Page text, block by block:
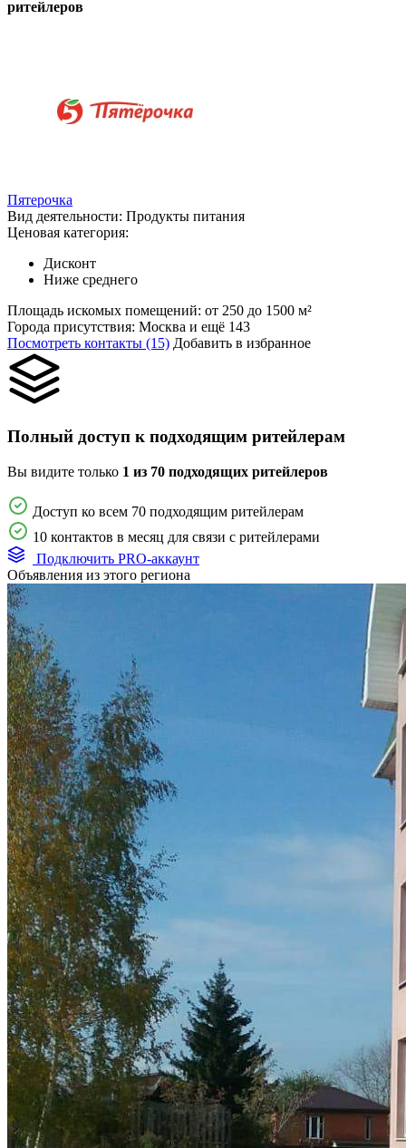
ритейлеров
Пятерочка
Вид деятельности: Продукты питания
Ценовая категория:
Дисконт
Ниже среднего
Площадь искомых помещений: от 250 до 1500 м²
Города присутствия: Москва и ещё 143
Посмотреть контакты (15) Добавить в избранное
Полный доступ к подходящим ритейлерам
Вы видите только 1 из 70 подходящих ритейлеров
Доступ ко всем 70 подходящим ритейлерам
10 контактов в месяц для связи с ритейлерами
Подключить PRO-аккаунт
Объявления из этого региона